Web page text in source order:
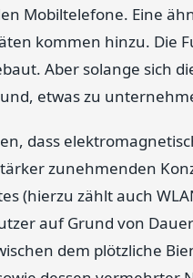
Mobiltelefone. Eine
kommen hinzu. Die
Aber solange sich
etwas zu
dass
zunehmenden
(hierzu zählt auch
auf Grund von
dem plötzliche